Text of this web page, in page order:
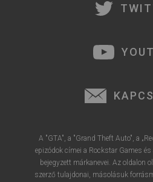
A "GTA", a "Grand Theft Auto", a
epizódok címei a Rockstar Games és
bejegyzett márkanevei. Az oldalon
szerző tulajdonai, másolásuk